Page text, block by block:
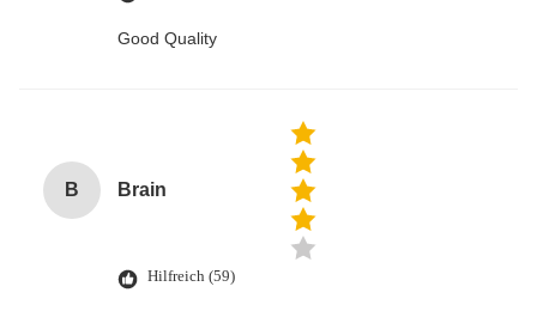
Good Quality
B Brain
Hilfreich (59)